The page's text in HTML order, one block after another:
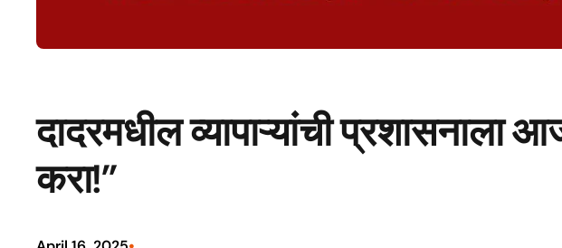
दादरमधील व्यापाऱ्यांची प्रशासनाला
करा!”